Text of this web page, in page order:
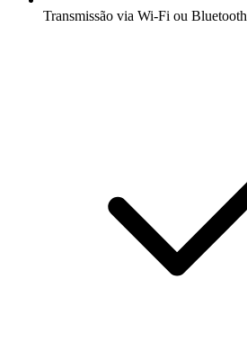
Transmissão via Wi-Fi ou Bluetooth